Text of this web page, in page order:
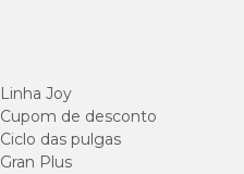
Linha Joy
Cupom de desconto
Ciclo das pulgas
Gran Plus